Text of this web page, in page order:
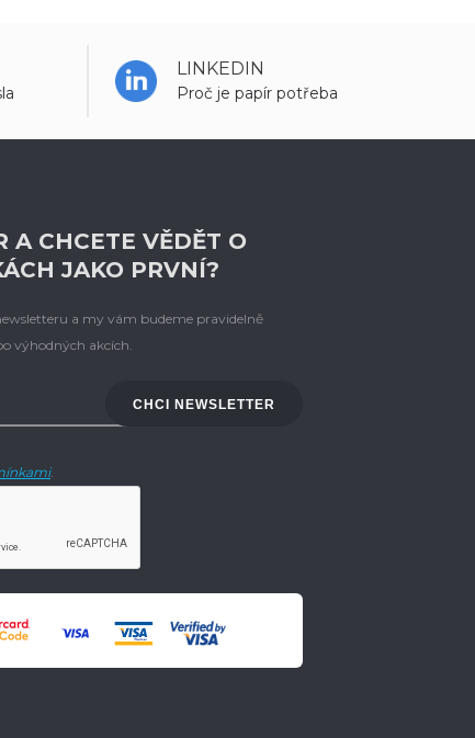
LINKEDIN
Proč je papír potřeba
A CHCETE VĚDĚT O
JAKO PRVNÍ?
a my vám budeme pravidelně
výhodných akcích.
CHCI NEWSLETTER
.